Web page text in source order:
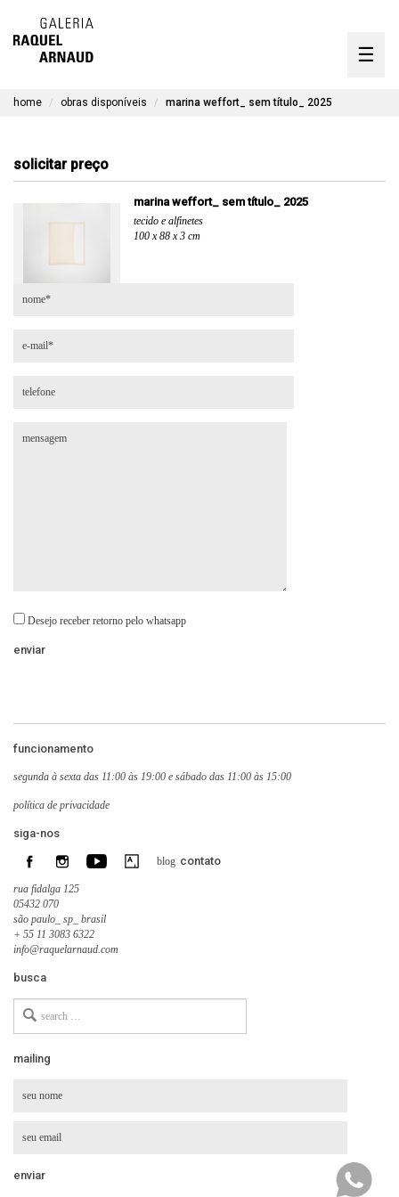
☰
contato
home obras disponíveis marina weffort_ sem título_ 2025
solicitar preço
marina weffort_ sem título_ 2025
tecido e alfinetes
100 x 88 x 3 cm
Desejo receber retorno pelo whatsapp
funcionamento
segunda à sexta das 11:00 às 19:00 e sábado das 11:00 às 15:00
política de privacidade
siga-nos
blog contato
rua fidalga 125
05432 070
são paulo_ sp_ brasil
+ 55 11 3083 6322
info@raquelarnaud.com
busca
for
mailing